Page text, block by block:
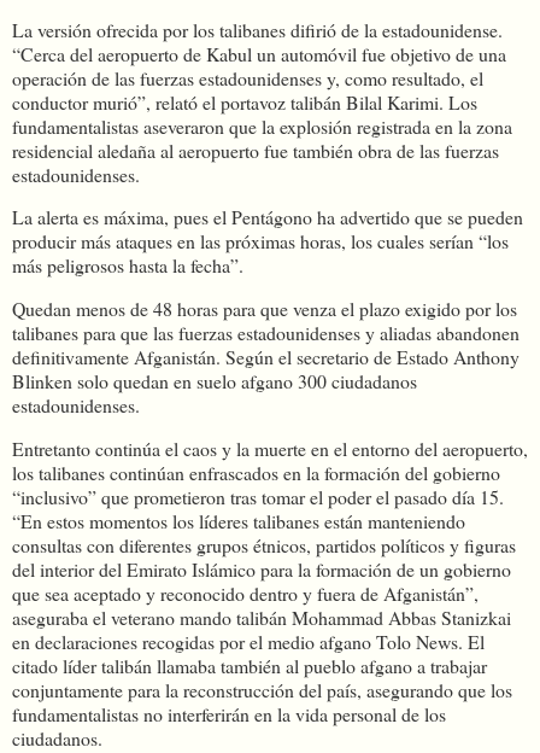
La versión ofrecida por los talibanes difirió de la estadounidense.
“Cerca del aeropuerto de Kabul un automóvil fue objetivo de una
operación de las fuerzas estadounidenses y, como resultado, el
conductor murió”, relató el portavoz talibán Bilal Karimi. Los
fundamentalistas aseveraron que la explosión registrada en la zona
residencial aledaña al aeropuerto fue también obra de las fuerzas
estadounidenses.
La alerta es máxima, pues el Pentágono ha advertido que se pueden
producir más ataques en las próximas horas, los cuales serían “los
más peligrosos hasta la fecha”.
Quedan menos de 48 horas para que venza el plazo exigido por los
talibanes para que las fuerzas estadounidenses y aliadas abandonen
definitivamente Afganistán. Según el secretario de Estado Anthony
Blinken solo quedan en suelo afgano 300 ciudadanos
estadounidenses.
Entretanto continúa el caos y la muerte en el entorno del aeropuerto,
los talibanes continúan enfrascados en la formación del gobierno
“inclusivo” que prometieron tras tomar el poder el pasado día 15.
“En estos momentos los líderes talibanes están manteniendo
consultas con diferentes grupos étnicos, partidos políticos y figuras
del interior del Emirato Islámico para la formación de un gobierno
que sea aceptado y reconocido dentro y fuera de Afganistán”,
aseguraba el veterano mando talibán Mohammad Abbas Stanizkai
en declaraciones recogidas por el medio afgano Tolo News. El
citado líder talibán llamaba también al pueblo afgano a trabajar
conjuntamente para la reconstrucción del país, asegurando que los
fundamentalistas no interferirán en la vida personal de los
ciudadanos.